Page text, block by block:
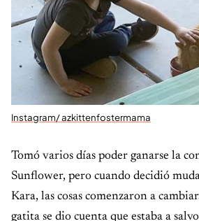
Instagram/ azkittenfostermama
Tomó varios días poder ganarse la
Sunflower, pero cuando decidió
Kara, las cosas comenzaron a
gatita se dio cuenta que estaba a